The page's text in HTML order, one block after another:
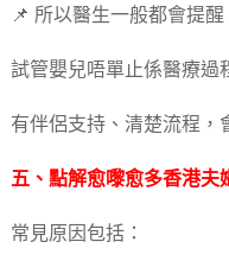
📌 所以醫生一般都會提醒
試管嬰兒唔單止係醫療過
有伴侶支持、清楚流程，
五、點解愈嚟愈多香港夫
常見原因包括：